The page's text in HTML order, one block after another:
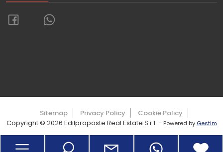
Sitemap Privacy Policy
Cookie Policy
Copyright © 2026 Edilproposte Real Estate S.r.l. - Powered by Gestim